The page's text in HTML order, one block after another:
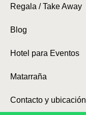
Regala / Take Away
Blog
Hotel para Eventos
Matarraña
Contacto y ubicación